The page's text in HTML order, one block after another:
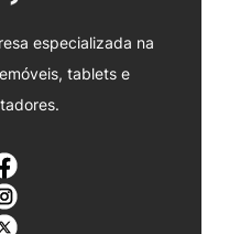
especializada na
tablets e